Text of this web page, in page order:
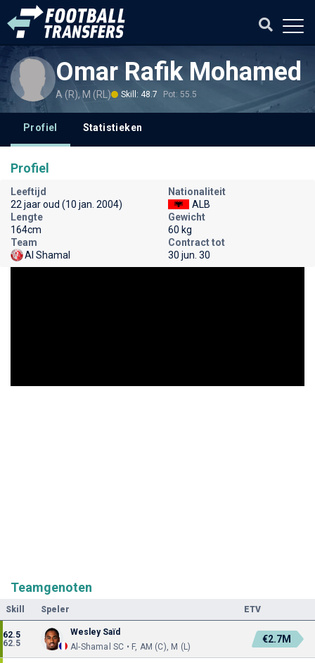
Omar Rafik Mohamed
A (R), M (RL) Skill: 48.7 Pot: 55.5
Profiel Statistieken
Teamgenoten
Skill Speler ETV
62.5
62.5
Wesley Saïd
Al-Shamal SC • F, AM (C), M (L)
€2.7M
Profiel
Leeftijd
22 jaar oud (10 jan. 2004)
Nationaliteit
ALB
Lengte
164cm
Gewicht
60 kg
Team
Al Shamal
Contract tot
30 jun. 30